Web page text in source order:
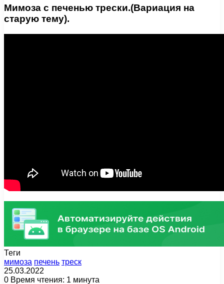
Мимоза с печенью трески.(Вариация на
старую тему).
Теги
мимоза печень треск
25.03.2022
0 Время чтения: 1 минута